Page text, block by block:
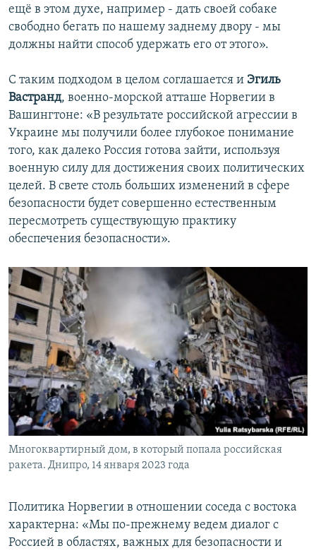
ещё в этом духе, например - дать своей собаке
свободно бегать по нашему заднему двору - мы
должны найти способ удержать его от этого».
С таким подходом в целом соглашается и Эгиль
Вастранд, военно-морской атташе Норвегии в
Вашингтоне: «В результате российской агрессии в
Украине мы получили более глубокое понимание
того, как далеко Россия готова зайти, используя
военную силу для достижения своих политических
целей. В свете столь больших изменений в сфере
безопасности будет совершенно естественным
пересмотреть существующую практику
обеспечения безопасности».
Многоквартирный дом, в который попала российская
ракета. Днипро, 14 января 2023 года
Политика Норвегии в отношении соседа с востока
характерна: «Мы по-прежнему ведем диалог с
Россией в областях, важных для безопасности и